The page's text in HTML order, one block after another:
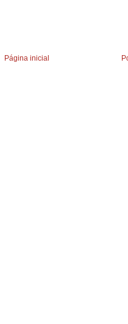
Página inicial